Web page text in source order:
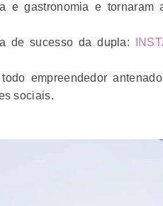
e gastronomia e tornaram
de sucesso da dupla:
empreendedor
sociais.